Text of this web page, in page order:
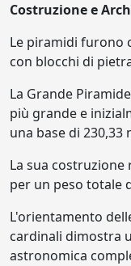
Costruzione e
Le piramidi furono
con blocchi di
La Grande
più grande e
una base di 230,33
La sua costruzione
per un peso totale
L'orientamento
cardinali dimostra
astronomica